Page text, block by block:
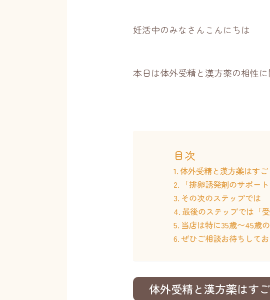
妊活中のみなさんこんにちは
本日は体外受精と漢方薬の相性
目次
体外受精と漢方薬はす
「排卵誘発剤のサポー
その次のステップでは
最後のステップでは「
当店は特に35歳〜45歳
ぜひご相談お待ちして
体外受精と漢方薬はす